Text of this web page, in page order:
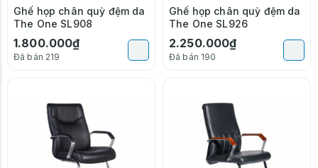
Ghế họp chân quỳ đệm da
The One SL908
1.800.000₫
Đã bán 219
Ghế họp chân quỳ đệm da
The One SL926
2.250.000₫
Đã bán 190